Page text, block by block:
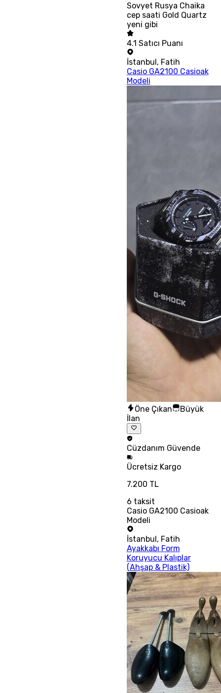
Sovyet Rusya Chaika
cep saati Gold Quartz
yeni gibi
4.1 Satıcı Puanı
İstanbul, Fatih
Casio GA2100 Casioak
Modeli
Öne Çıkan
Büyük
İlan
Cüzdanım Güvende
Ücretsiz Kargo
7.200 TL
6 taksit
Casio GA2100 Casioak
Modeli
İstanbul , Fatih
Ayakkabı Form
Koruyucu Kalıplar
(Ahşap & Plastik)